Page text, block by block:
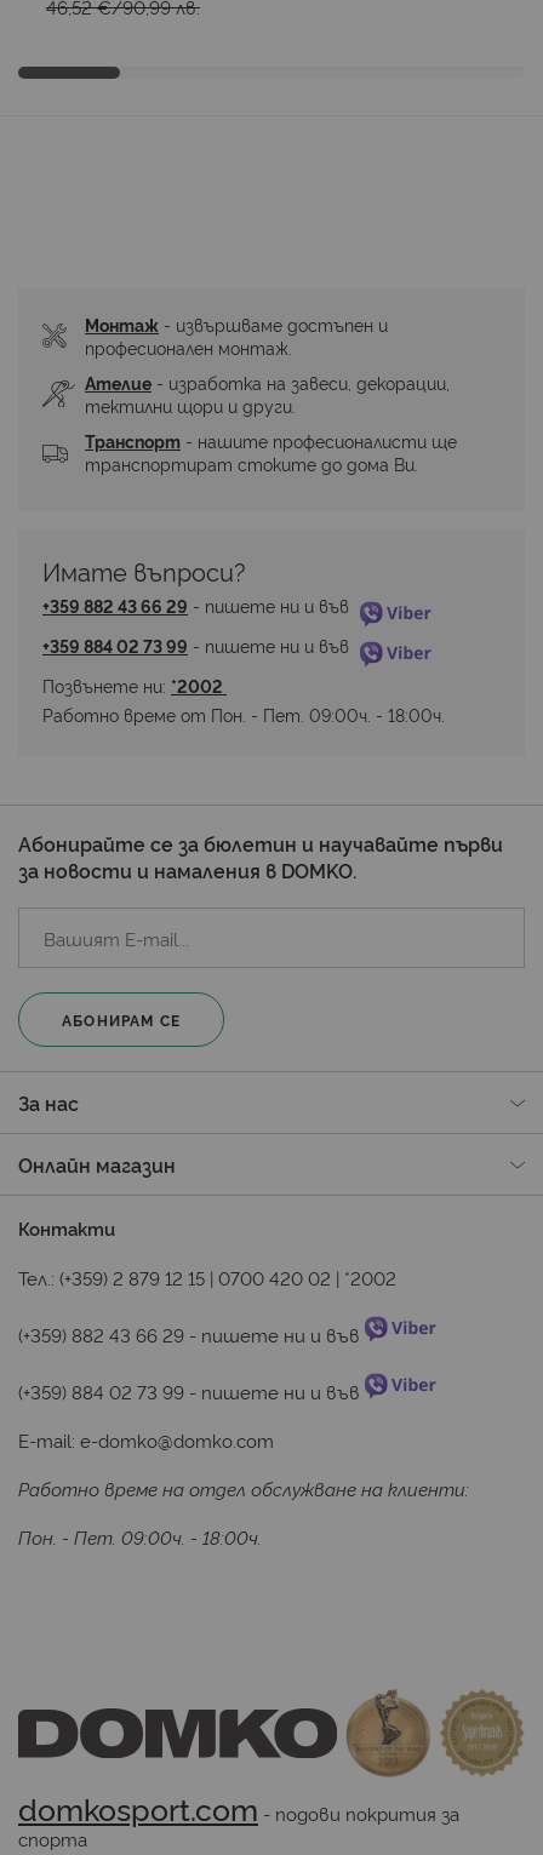
46,52 €/90,99 лв.
Монтаж - извършваме достъпен и
професионален монтаж.
Ателие - изработка на завеси, декорации,
тектилни щори и други.
Транспорт - нашите професионалисти ще
транспортират стоките до дома Ви.
Имате въпроси?
+359 882 43 66 29 - пишете ни и във
+359 884 02 73 99 - пишете ни и във
Позвънете ни: *2002
Работно време от Пон. - Пет. 09:00ч. - 18:00ч.
Абонирайте се за бюлетин и научавайте първи
за новости и намаления в DOMKO.
АБОНИРАМ СЕ
За нас
Онлайн магазин
Контакти
Тел.: (+359) 2 879 12 15 | 0700 420 02 | *2002
(+359) 882 43 66 29 - пишете ни и във
(+359) 884 02 73 99 - пишете ни и във
E-mail: e-domko@domko.com
Работно време на отдел обслужване на клиенти:
Пон. - Пет. 09:00ч. - 18:00ч.
domkosport.com - подови покрития за
спорта